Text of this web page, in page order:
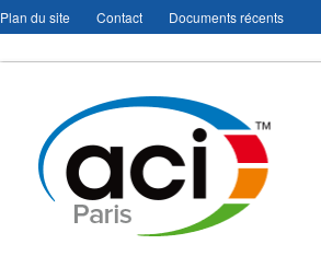
Plan du site Contact Documents récents